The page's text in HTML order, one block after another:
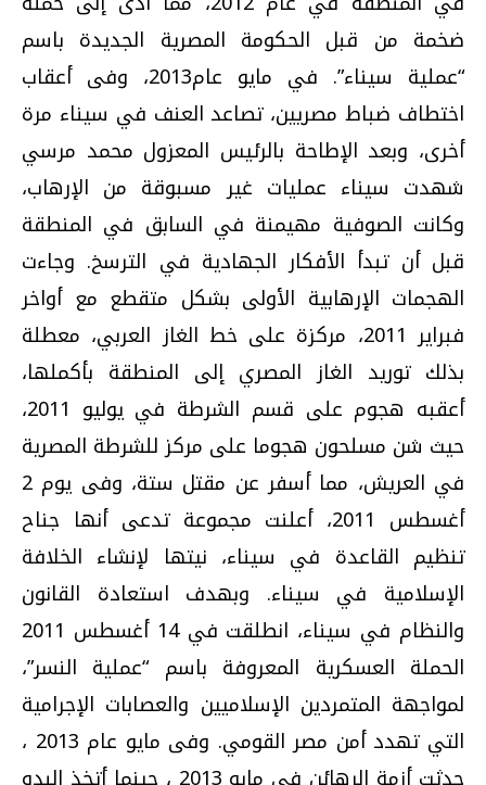
ضخمة من قبل الحكومة المصرية الجديدة باسم
“عملية سيناء”. في مايو عام2013، وفى أعقاب
اختطاف ضباط مصريين، تصاعد العنف في سيناء مرة
أخرى، وبعد الإطاحة بالرئيس المعزول محمد مرسي
شهدت سيناء عمليات غير مسبوقة من الإرهاب،
وكانت الصوفية مهيمنة في السابق في المنطقة
قبل أن تبدأ الأفكار الجهادية في الترسخ. وجاءت
الهجمات الإرهابية الأولى بشكل متقطع مع أواخر
فبراير 2011، مركزة على خط الغاز العربي، معطلة
بذلك توريد الغاز المصري إلى المنطقة بأكملها،
أعقبه هجوم على قسم الشرطة في يوليو 2011،
حيث شن مسلحون هجوما على مركز للشرطة المصرية
في العريش، مما أسفر عن مقتل ستة، وفى يوم 2
أغسطس 2011، أعلنت مجموعة تدعى أنها جناح
تنظيم القاعدة في سيناء، نيتها لإنشاء الخلافة
الإسلامية في سيناء. وبهدف استعادة القانون
والنظام في سيناء، انطلقت في 14 أغسطس 2011
الحملة العسكرية المعروفة باسم “عملية النسر”،
لمواجهة المتمردين الإسلاميين والعصابات الإجرامية
التي تهدد أمن مصر القومي. وفى مايو عام 2013 ،